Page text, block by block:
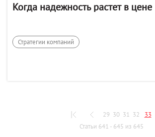
Когда надежность растет в цене
Стратегии компаний
29 30 31 32
33
Статьи 641 - 645 из 645